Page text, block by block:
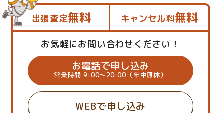
出張査定無料 キャンセル料無料
お気軽にお問い合わせください！
お電話で申し込み
営業時間 9:00～20:00（年中無休）
WEBで申し込み